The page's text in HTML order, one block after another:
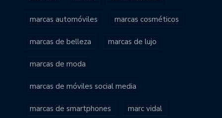
marcas automóviles marcas cosméticos
marcas de belleza marcas de lujo
marcas de moda
marcas de móviles social media
marcas de smartphones marc vidal